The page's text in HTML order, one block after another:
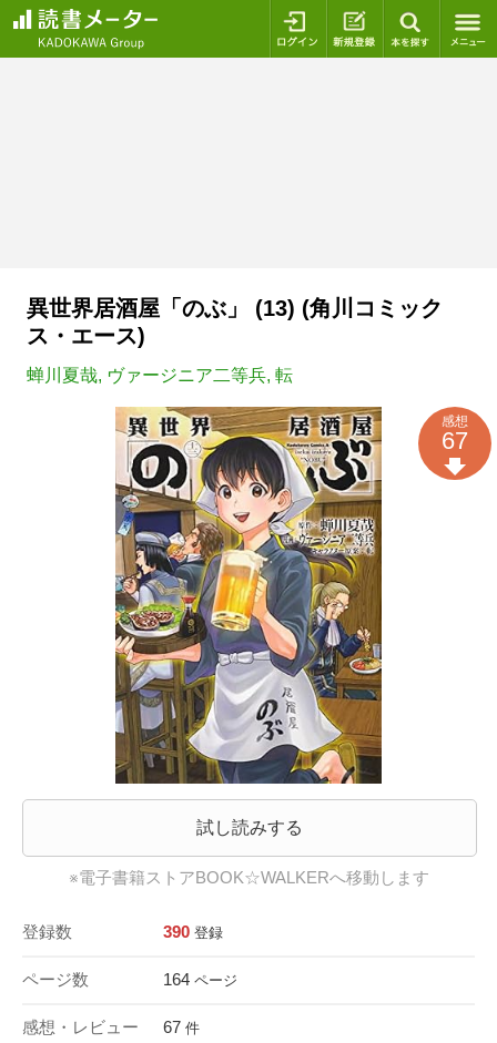
ログイン 新規登録
異世界居酒屋「のぶ」 (13) (角川コミック
ス・エース)
蝉川夏哉, ヴァージニア二等兵, 転
試し読みする
※電子書籍ストアBOOK☆WALKERへ移動します
登録数 390 登録
ページ数 164 ページ
感想・レビュー 67 件
感想
67